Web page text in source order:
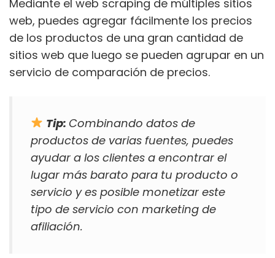
Mediante el web scraping de múltiples sitios
web, puedes agregar fácilmente los precios
de los productos de una gran cantidad de
sitios web que luego se pueden agrupar en un
servicio de comparación de precios.
Tip: Combinando datos de
productos de varias fuentes, puedes
ayudar a los clientes a encontrar el
lugar más barato para tu producto o
servicio y es posible monetizar este
tipo de servicio con marketing de
afiliación.